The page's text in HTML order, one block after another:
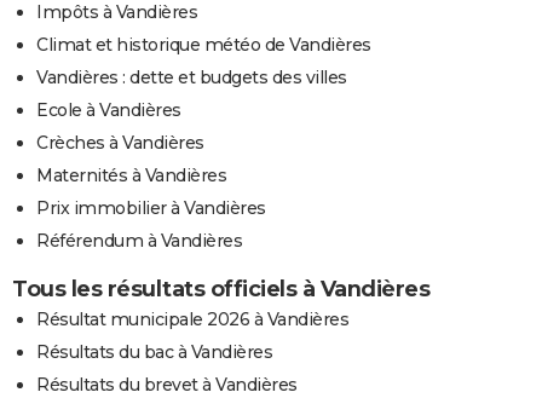
Impôts à Vandières
Climat et historique météo de Vandières
Vandières : dette et budgets des villes
Ecole à Vandières
Crèches à Vandières
Maternités à Vandières
Prix immobilier à Vandières
Référendum à Vandières
Tous les résultats officiels à Vandières
Résultat municipale 2026 à Vandières
Résultats du bac à Vandières
Résultats du brevet à Vandières